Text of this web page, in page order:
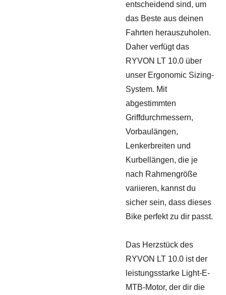
entscheidend sind, um
das Beste aus deinen
Fahrten herauszuholen.
Daher verfügt das
RYVON LT 10.0 über
unser Ergonomic Sizing-
System. Mit
abgestimmten
Griffdurchmessern,
Vorbaulängen,
Lenkerbreiten und
Kurbellängen, die je
nach Rahmengröße
variieren, kannst du
sicher sein, dass dieses
Bike perfekt zu dir passt.
Das Herzstück des
RYVON LT 10.0 ist der
leistungsstarke Light-E-
MTB-Motor, der dir die